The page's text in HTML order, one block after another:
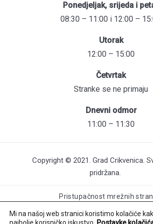
Ponedjeljak, srijeda i
08:30 – 11:00 i 12:00 –
Utorak
12:00 – 15:00
Četvrtak
Stranke se ne primaju
Dnevni odmor
11:00 – 11:30
Copyright © 2021. Grad Crikvenica.
pridržana.
Pristupačnost mrežnih
Mi na našoj web stranici koristimo kolačiće